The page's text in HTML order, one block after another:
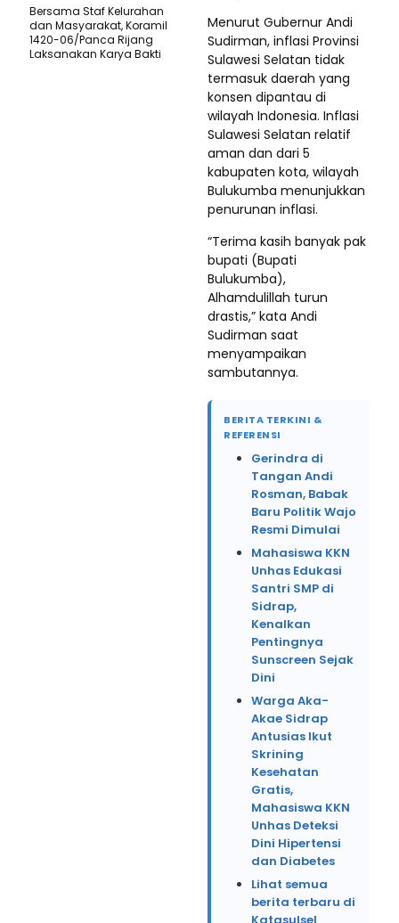
Menurut Gubernur Andi
Sudirman, inflasi Provinsi
Sulawesi Selatan tidak
termasuk daerah yang
konsen dipantau di
wilayah Indonesia. Inflasi
Sulawesi Selatan relatif
aman dan dari 5
kabupaten kota, wilayah
Bulukumba menunjukkan
penurunan inflasi.
“Terima kasih banyak pak
bupati (Bupati
Bulukumba),
Alhamdulillah turun
drastis,” kata Andi
Sudirman saat
menyampaikan
sambutannya.
BERITA TERKINI &
REFERENSI
Gerindra di
Tangan Andi
Rosman, Babak
Baru Politik Wajo
Resmi Dimulai
Mahasiswa KKN
Unhas Edukasi
Santri SMP di
Sidrap,
Kenalkan
Pentingnya
Sunscreen Sejak
Dini
Warga Aka-
Akae Sidrap
Antusias Ikut
Skrining
Kesehatan
Gratis,
Mahasiswa KKN
Unhas Deteksi
Dini Hipertensi
dan Diabetes
Lihat semua
berita terbaru di
Bersama Staf Kelurahan
dan Masyarakat, Koramil
1420-06/Panca Rijang
Laksanakan Karya Bakti